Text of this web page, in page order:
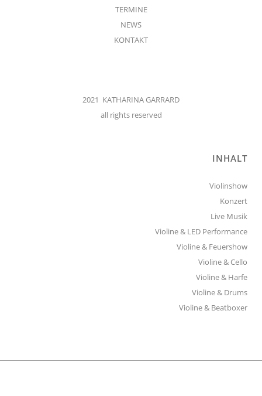
TERMINE
NEWS
KONTAKT
2021 KATHARINA GARRARD
all rights reserved
INHALT
Violinshow
Konzert
Live Musik
Violine & LED Performance
Violine & Feuershow
Violine & Cello
Violine & Harfe
Violine & Drums
Violine & Beatboxer